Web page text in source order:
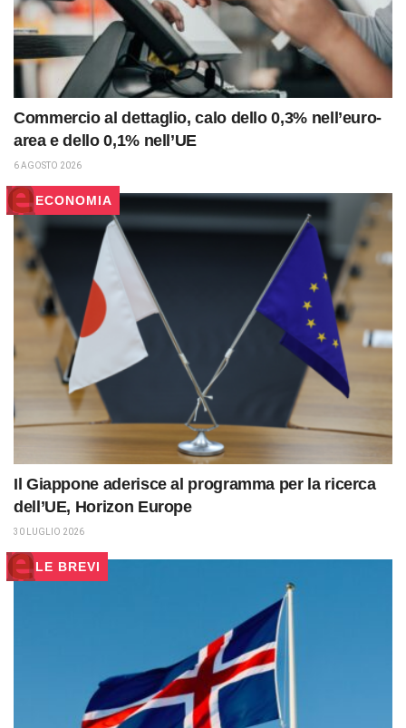
Commercio al dettaglio, calo dello 0,3% nell’euro-
area e dello 0,1% nell’UE
6 AGOSTO 2026
ECONOMIA
Il Giappone aderisce al programma per la ricerca
dell’UE, Horizon Europe
30 LUGLIO 2026
LE BREVI